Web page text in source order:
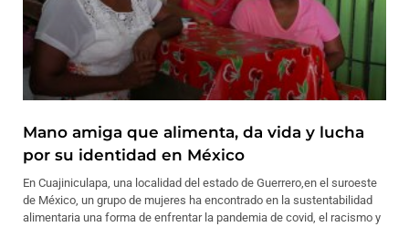
Mano amiga que alimenta, da vida y lucha
por su identidad en México
En Cuajiniculapa, una localidad del estado de Guerrero,en el suroeste
de México, un grupo de mujeres ha encontrado en la sustentabilidad
alimentaria una forma de enfrentar la pandemia de covid, el racismo y